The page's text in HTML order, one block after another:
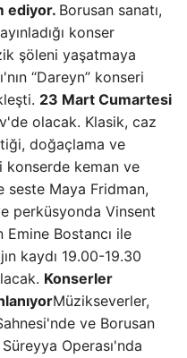
ediyor. Borusan sanatı,
konser
şöleni yaşatmaya
“Dareyn” konseri
23 Mart Cumartesi
olacak. Klasik, caz
doğaçlama ve
keman ve
seste Maya Fridman,
perküsyonda Vinsent
Emine Bostancı ile
kaydı 19.00-19.30
Konserler
Müzikseverler,
ve Borusan
Operası'nda